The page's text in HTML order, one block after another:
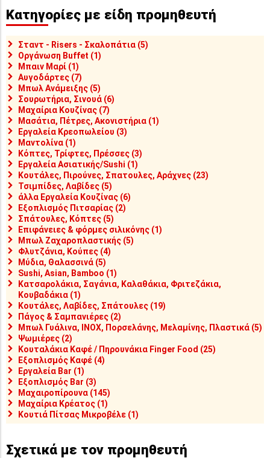
Κατηγορίες με είδη προμηθευτή
Σταντ - Risers - Σκαλοπάτια (5)
Οργάνωση Buffet (1)
Μπαιν Μαρί (1)
Αυγοδάρτες (7)
Μπωλ Ανάμειξης (5)
Σουρωτήρια, Σινουά (6)
Μαχαίρια Κουζίνας (7)
Μασάτια, Πέτρες, Ακονιστήρια (1)
Εργαλεία Κρεοπωλείου (3)
Μαντολίνα (1)
Κόπτες, Τρίφτες, Πρέσσες (3)
Εργαλεία Ασιατικής/Sushi (1)
Κουτάλες, Πιρούνες, Σπατουλες, Αράχνες (23)
Τσιμπίδες, Λαβίδες (5)
άλλα Εργαλεία Κουζίνας (6)
Εξοπλισμός Πιτσαρίας (2)
Σπάτουλες, Κόπτες (5)
Επιφάνειες & φόρμες σιλικόνης (1)
Μπωλ Ζαχαροπλαστικής (5)
Φλυτζάνια, Κούπες (4)
Μύδια, Θαλασσινά (5)
Sushi, Asian, Bamboo (1)
Κατσαρολάκια, Σαγάνια, Καλαθάκια, Φριτεζάκια,
Κουβαδάκια (1)
Κουτάλες, Λαβίδες, Σπάτουλες (19)
Πάγος & Σαμπανιέρες (2)
Μπωλ Γυάλινα, INOX, Πορσελάνης, Μελαμίνης, Πλαστικά (5)
Ψωμιέρες (2)
Κουταλάκια Καφέ / Πηρουνάκια Finger Food (25)
Εξοπλισμός Καφέ (4)
Εργαλεία Bar (1)
Εξοπλισμός Bar (3)
Μαχαιροπίρουνα (145)
Μαχαίρια Κρέατος (1)
Κουτιά Πίτσας Μικροβέλε (1)
Σχετικά με τον προμηθευτή